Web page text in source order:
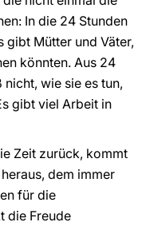
In die 24 Stunden
gibt Mütter und Väter,
könnten. Aus 24
wie sie es tun,
gibt viel Arbeit in
Zeit zurück, kommt
dem immer
für die
die Freude